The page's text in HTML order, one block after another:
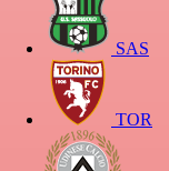
SAS
TOR